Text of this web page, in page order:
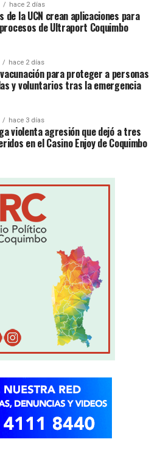
hace 2 días
de la UCN crean aplicaciones para
de Ultraport Coquimbo
hace 2 días
para proteger a personas
y voluntarios tras la emergencia
hace 3 días
violenta agresión que dejó a tres
en el Casino Enjoy de Coquimbo